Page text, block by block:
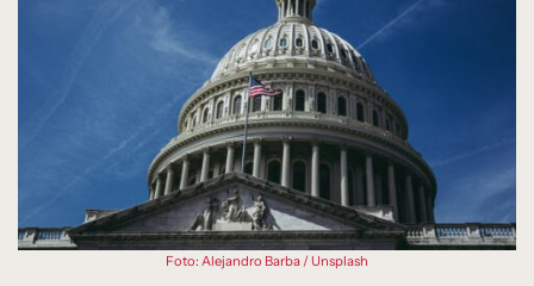
Foto: Alejandro Barba / Unsplash